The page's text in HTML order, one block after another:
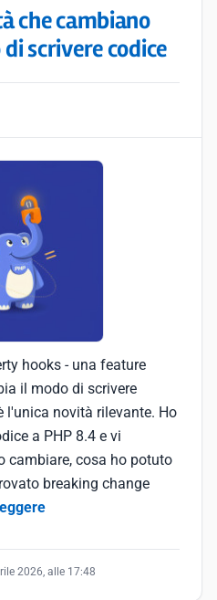
che cambiano
scrivere codice
hooks - una feature
il modo di scrivere
l'unica novità rilevante. Ho
a PHP 8.4 e vi
cambiare, cosa ho potuto
breaking change
2026, alle 17:48